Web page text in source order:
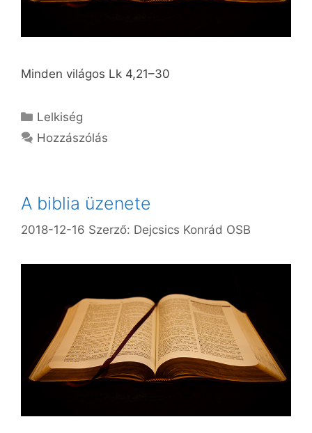
Minden világos Lk 4,21–30
Kategória
Lelkiség
Hozzászólás
A biblia üzenete
2018-12-16 Szerző: Dejcsics Konrád OSB